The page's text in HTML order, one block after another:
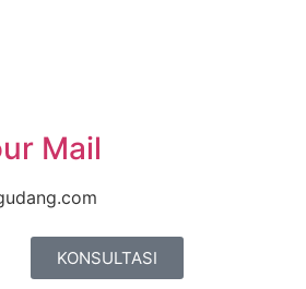
Mail
KONSULTASI